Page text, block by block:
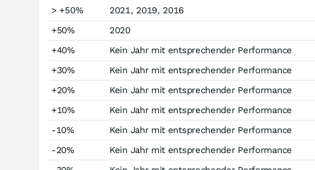
> +50%
2021, 2019, 2016
+50%
2020
+40%
Kein Jahr mit entsprechender Performance
+30%
Kein Jahr mit entsprechender Performance
+20%
Kein Jahr mit entsprechender Performance
+10%
Kein Jahr mit entsprechender Performance
-10%
Kein Jahr mit entsprechender Performance
-20%
Kein Jahr mit entsprechender Performance